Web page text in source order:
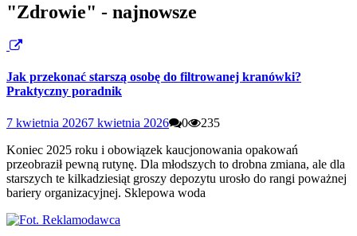
"Zdrowie" - najnowsze
Jak przekonać starszą osobę do filtrowanej kranówki?
Praktyczny poradnik
7 kwietnia 20267 kwietnia 2026 0
235
Koniec 2025 roku i obowiązek kaucjonowania opakowań
przeobraził pewną rutynę. Dla młodszych to drobna zmiana, ale dla
starszych te kilkadziesiąt groszy depozytu urosło do rangi poważnej
bariery organizacyjnej. Sklepowa woda